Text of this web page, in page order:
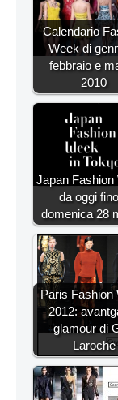
Calendario
Week di
febbraio e
2010
Japan Fashion
da oggi
domenica 28
Paris Fashion
2012:
glamour di
Laroche